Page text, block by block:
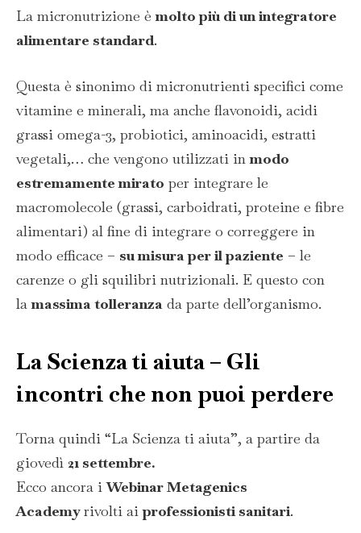
La micronutrizione èmolto più di un integratore
alimentare standard.
Questa è sinonimo di micronutrienti specifici come
vitamine e minerali, ma anche flavonoidi, acidi
grassi omega-3, probiotici, aminoacidi, estratti
vegetali,… che vengono utilizzati inmodo
estremamente mirato per integrare le
macromolecole (grassi, carboidrati, proteine e fibre
alimentari) al fine di integrare o correggere in
modo efficace – su misura per il paziente – le
carenze o gli squilibri nutrizionali. E questo con
lamassima tolleranza da parte dell’organismo.
La Scienza ti aiuta – Gli
incontri che non puoi perdere
Torna quindi “La Scienza ti aiuta”, a partire da
giovedì 21 settembre.
Ecco ancora iWebinar Metagenics
Academyrivolti aiprofessionisti sanitari.